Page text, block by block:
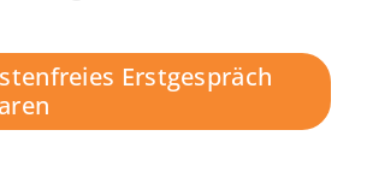
Erstgespräch